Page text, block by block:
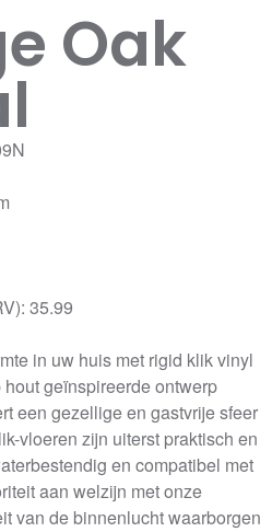
Oak
35.99
in uw huis met rigid klik vinyl
geïnspireerde ontwerp
een gezellige en gastvrije sfeer
vloeren zijn uiterst praktisch en
en compatibel met
aan welzijn met onze
van de binnenlucht waarborgen